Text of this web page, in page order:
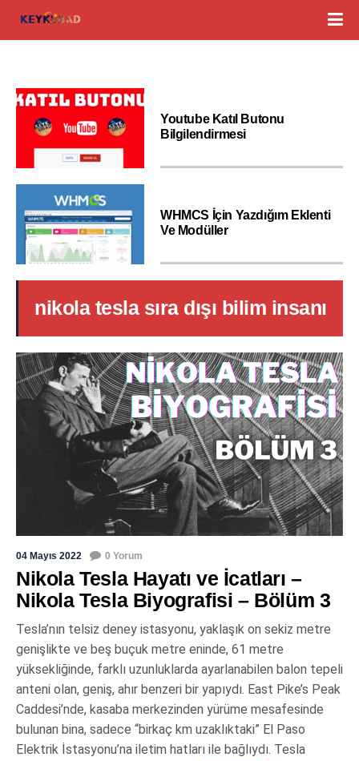
Youtube Katıl Butonu
Bilgilendirmesi
WHMCS İçin Yazdığım Eklenti
Ve Modüller
nikola tesla sıra dışı bilim insanı
04 Mayıs 2022 0 Yorum
Nikola Tesla Hayatı ve İcatları –
Nikola Tesla Biyografisi – Bölüm 3
Tesla’nın telsiz deney istasyonu, yaklaşık on sekiz metre
genişlikte ve beş buçuk metre eninde, 61 metre
yüksekliğinde, farklı uzunluklarda ayarlanabilen balon tepeli
anteni olan, geniş, ahır benzeri bir yapıydı. East Pike’s Peak
Caddesi’nde, kasaba merkezinden yürüme mesafesinde
bulunan bina, sadece “birkaç km uzaklıktaki” El Paso
Elektrik İstasyonu’na iletim hatları ile bağlıydı. Tesla